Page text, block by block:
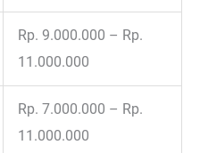
Rp. 9.000.000 – Rp.
11.000.000
Rp. 7.000.000 – Rp.
11.000.000